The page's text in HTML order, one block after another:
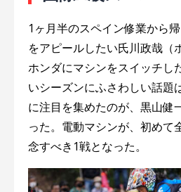
1ヶ月半のスペイン修業から
をアピールしたい氏川政哉（
ホンダにマシンをスイッチし
いシーズンにふさわしい話題
に注目を集めたのが、黒山健
った。電動マシンが、初めて
念すべき1戦となった。